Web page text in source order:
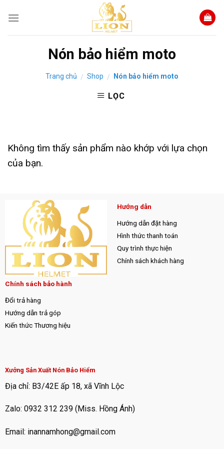
Nón bảo hiểm moto
Trang chủ / Shop / Nón bảo hiểm moto
LỌC
Không tìm thấy sản phẩm nào khớp với lựa chọn
của bạn.
Hướng dẫn
Hướng dẫn đặt hàng
Hình thức thanh toán
Quy trình thực hiện
Chính sách khách hàng
Chính sách bảo hành
Đổi trả hàng
Hướng dẫn trả góp
Kiến thức Thương hiệu
Xưởng Sản Xuất Nón Bảo Hiểm
Địa chỉ: B3/42E ấp 18, xã Vĩnh Lộc
Zalo: 0932 312 239 (Miss. Hồng Ánh)
Email: inannamhong@gmail.com